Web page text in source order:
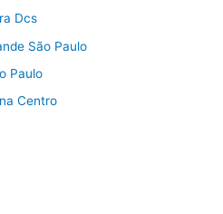
Dcs
São Paulo
Paulo
Centro